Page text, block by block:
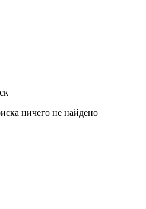
ничего не найдено